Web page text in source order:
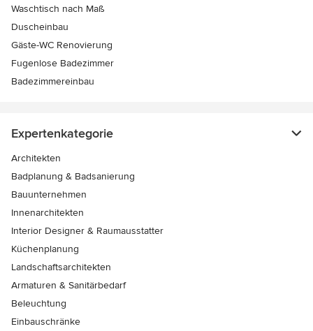
Waschtisch nach Maß
Duscheinbau
Gäste-WC Renovierung
Fugenlose Badezimmer
Badezimmereinbau
Expertenkategorie
Architekten
Badplanung & Badsanierung
Bauunternehmen
Innenarchitekten
Interior Designer & Raumausstatter
Küchenplanung
Landschaftsarchitekten
Armaturen & Sanitärbedarf
Beleuchtung
Einbauschränke